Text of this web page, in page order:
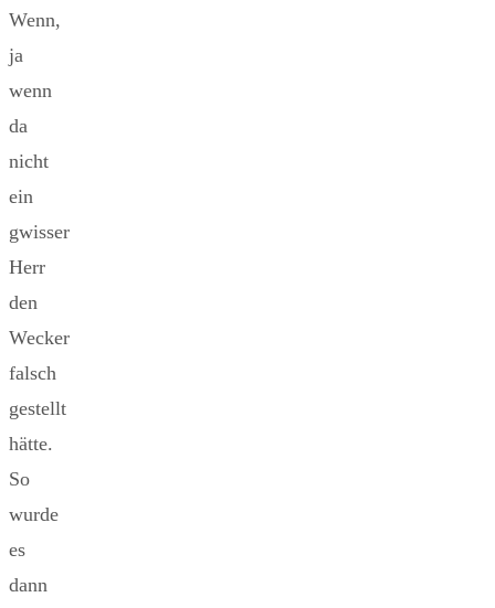
Wenn,
ja
wenn
da
nicht
ein
gwisser
Herr
den
Wecker
falsch
gestellt
hätte.
So
wurde
es
dann